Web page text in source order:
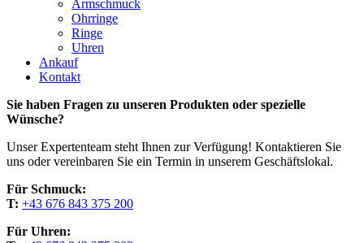
Armschmuck
Ohrringe
Ringe
Uhren
Ankauf
Kontakt
Sie haben Fragen zu unseren Produkten oder spezielle
Wünsche?
Unser Expertenteam steht Ihnen zur Verfügung! Kontaktieren Sie
uns oder vereinbaren Sie ein Termin in unserem Geschäftslokal.
Für Schmuck:
T: +43 676 843 375 200
Für Uhren: